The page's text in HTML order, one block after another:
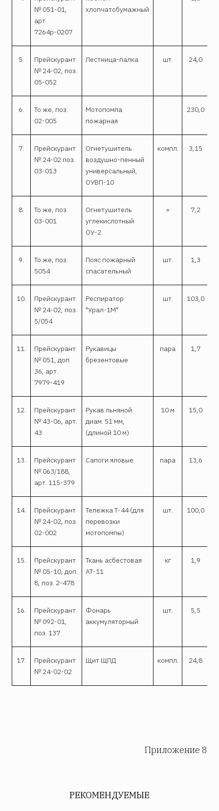
№ 051-01,
арт.
7264р-0207
хлопчатобумажный
5.
Прейскурант
№ 24-02, поз.
05-052
Лестница-палка шт. 24,0
6.
То же, поз.
02-005
Мотопомпа
пожарная
230,0
7.
Прейскурант
№ 24-02 поз.
03-013
Огнетушитель
воздушно-пенный
универсальный,
ОУВП-10
компл. 3,15
8.
То же, поз.
03-001
Огнетушитель
углекислотный
ОУ-2
» 7,2
9.
То же, поз.
5054
Пояс пожарный
спасательный
шт. 1,3
10.
Прейскурант
№ 24-02, поз.
5/054
Респиратор
"Урал-1М"
шт. 103,0
11.
Прейскурант
№ 051, доп.
36, арт.
7979-419
Рукавицы
брезентовые
пара 1,7
12.
Прейскурант
№ 43-06, арт.
43
Рукав льняной
диам. 51 мм,
(длиной 10 м)
10 м 15,0
13.
Прейскурант
№ 063/188,
арт. 115-379
Сапоги яловые пара 13,6
14.
Прейскурант
№ 24-02, поз.
02-002
Тележка Т-44 (для
перевозки
мотопомпы)
шт. 100,0
15.
Прейскурант
№ 05-10, доп.
8, поз. 2-478
Ткань асбестовая
АТ-11
кг 1,9
16.
Прейскурант
№ 092-01,
поз. 137
Фонарь
аккумуляторный
шт. 5,5
17.
Прейскурант
№ 24-02-02
Щит ЩПД компл. 24,8
Приложение 8
РЕКОМЕНДУЕМЫЕ